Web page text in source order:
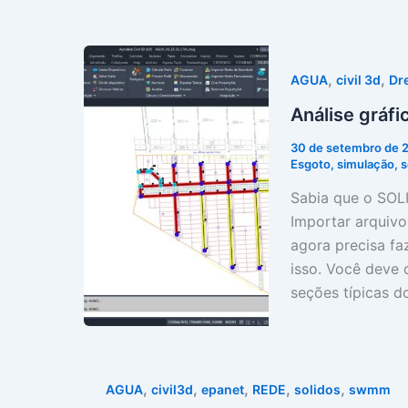
AGUA, civil 3d,
Análise
30 de setembro de
Esgoto, simulação,
Sabia que o
Importar
agora precisa
isso. Você deve
seções típicas
AGUA, civil3d, epanet, REDE, solidos, swmm